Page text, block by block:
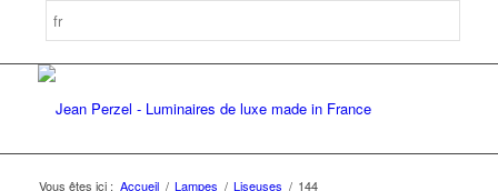
Vous êtes ici : Accueil / Lampes / Liseuses / 144